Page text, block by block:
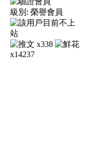
級別: 榮譽會員
x338
x14237